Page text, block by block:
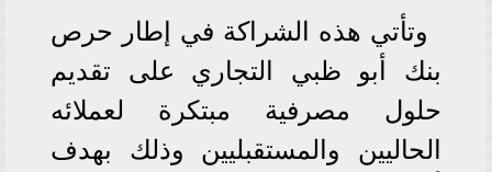
وتأتي هذه الشراكة في إطار حرص
بنك أبو ظبي التجاري على تقديم
حلول مصرفية مبتكرة لعملائه
الحاليين والمستقبليين وذلك بهدف